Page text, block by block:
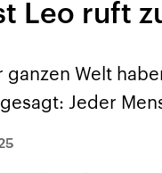
Leo ruft
ganzen Welt
Jeder